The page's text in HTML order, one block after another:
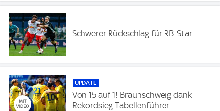
Schwerer Rückschlag für RB-Star
UPDATE
Von 15 auf 1! Braunschweig dank
Rekordsieg Tabellenführer